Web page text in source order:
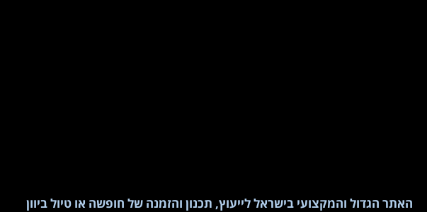
האתר הגדול והמקצועי בישראל לייעוץ, תכנון והזמנה של חופשה או טיול ביוון